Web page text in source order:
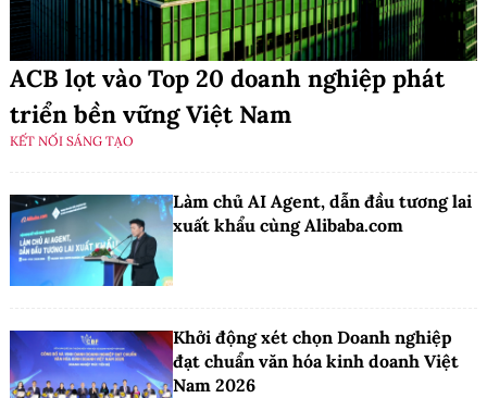
ACB lọt vào Top 20 doanh nghiệp phát
triển bền vững Việt Nam
KẾT NỐI SÁNG TẠO
Làm chủ AI Agent, dẫn đầu tương lai
xuất khẩu cùng Alibaba.com
Khởi động xét chọn Doanh nghiệp
đạt chuẩn văn hóa kinh doanh Việt
Nam 2026